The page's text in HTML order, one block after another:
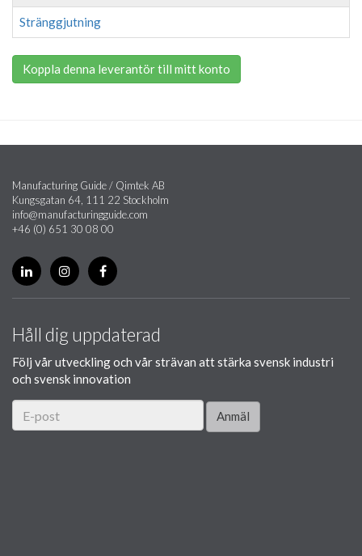
Stränggjutning
Koppla denna leverantör till mitt konto
Manufacturing Guide / Qimtek AB
Kungsgatan 64, 111 22 Stockholm
info@manufacturingguide.com
+46 (0) 651 30 08 00
Håll dig uppdaterad
Följ vår utveckling och vår strävan att stärka svensk industri
och svensk innovation
Anmäl